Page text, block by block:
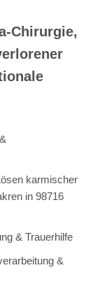
Chirurgie,
karmischer
in 98716
& Trauerhilfe
&